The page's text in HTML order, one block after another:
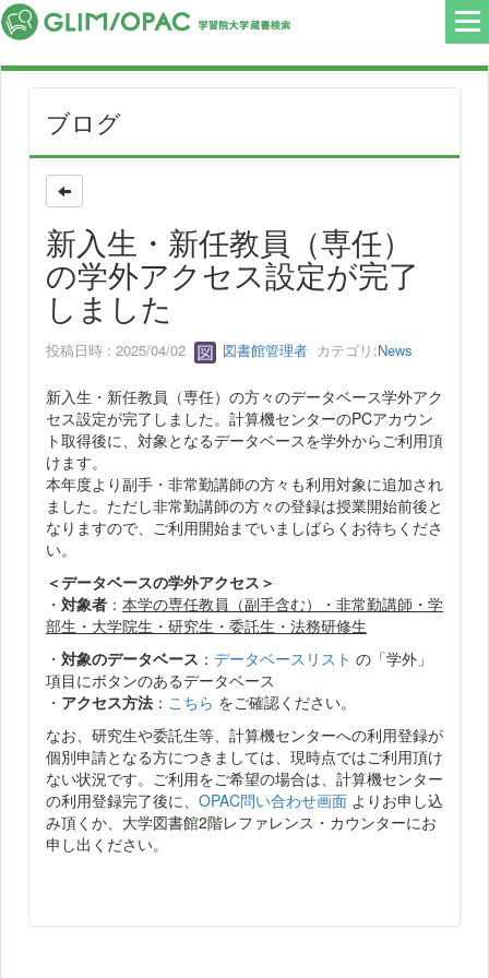
ブログ
新入生・新任教員（専任）
の学外アクセス設定が完了
しました
投稿日時 : 2025/04/02 図書館管理者 カテゴリ:News
新入生・新任教員（専任）の方々のデータベース学外アク
セス設定が完了しました。計算機センターのPCアカウン
ト取得後に、対象となるデータベースを学外からご利用頂
けます。
本年度より副手・非常勤講師の方々も利用対象に追加され
ました。ただし非常勤講師の方々の登録は授業開始前後と
なりますので、ご利用開始までいましばらくお待ちくださ
い。
＜データベースの学外アクセス＞
・ 対象者 ： 本学の専任教員（副手含む）・非常勤講師・学
部生・大学院生・研究生・委託生・法務研修生
・ 対象のデータベース ： データベースリスト の「学外」
項目にボタンのあるデータベース
・ アクセス方法 ： こちら をご確認ください。
なお、研究生や委託生等、計算機センターへの利用登録が
個別申請となる方につきましては、現時点ではご利用頂け
ない状況です。ご利用をご希望の場合は、計算機センター
の利用登録完了後に、 OPAC問い合わせ画面 よりお申し込
み頂くか、大学図書館2階レファレンス・カウンターにお
申し出ください。